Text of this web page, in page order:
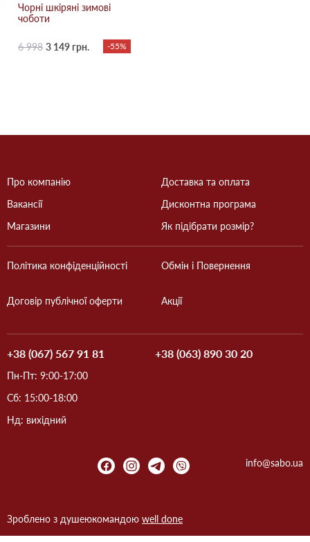
Чорні шкіряні зимові
чоботи
6 998 3 149 грн. -55%
Про компанію
Вакансії
Магазини
Доставка та оплата
Дисконтна програма
Як підібрати розмір?
Політика конфіденційності
Договір публічної оферти
Обмін і Повернення
Акції
+38 (067) 567 91 81 +38 (063) 890 30 20
Пн-Пт: 9:00-17:00
Сб: 15:00-18:00
Нд: вихідний
info@sabo.ua
Зроблено з душеюкомандою well done